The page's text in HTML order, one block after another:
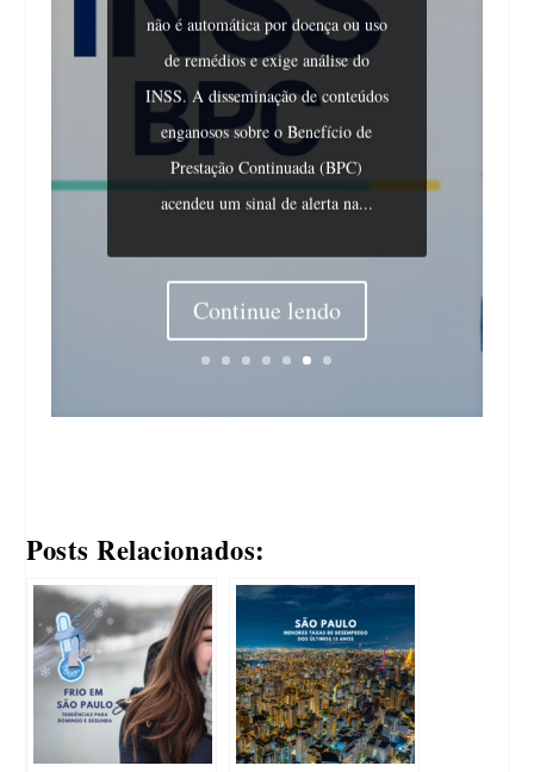
não é automática por doença ou uso
de remédios e exige análise do
INSS. A disseminação de conteúdos
enganosos sobre o Benefício de
Prestação Continuada (BPC)
acendeu um sinal de alerta na...
Continue lendo
Posts Relacionados: